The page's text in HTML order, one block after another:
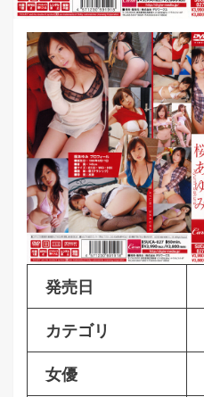
発売日
カテゴリ
女優